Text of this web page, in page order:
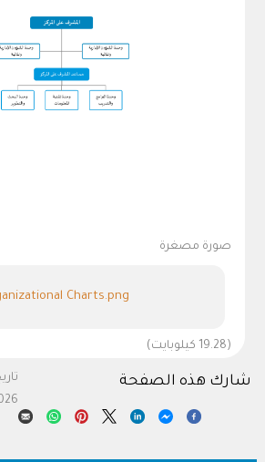
صورة مصغرة
Charts.png
(19.28 كيلوبايت)
2026
شارك هذه الصفحة